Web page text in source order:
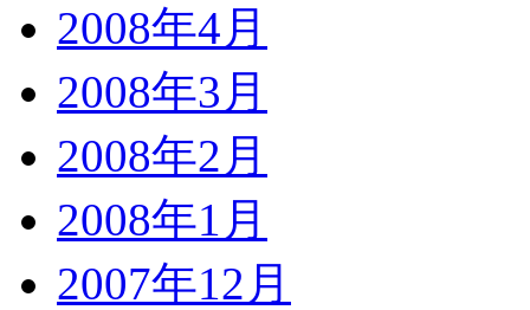
2008年4月
2008年3月
2008年2月
2008年1月
2007年12月